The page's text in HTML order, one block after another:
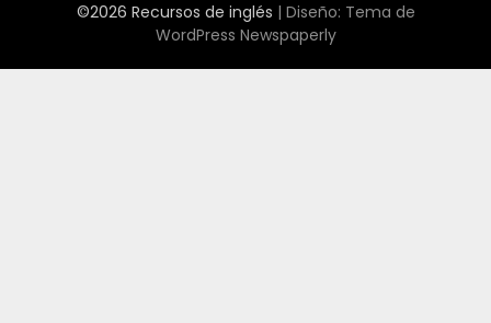
©2026 Recursos de inglés | Diseño: Tema de
WordPress Newspaperly